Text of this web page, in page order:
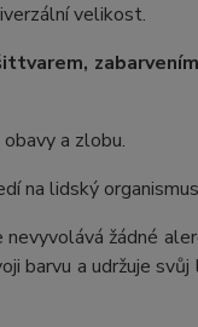
velikost.
tvarem,
a zlobu.
na lidský
žádné
barvu a udržuje